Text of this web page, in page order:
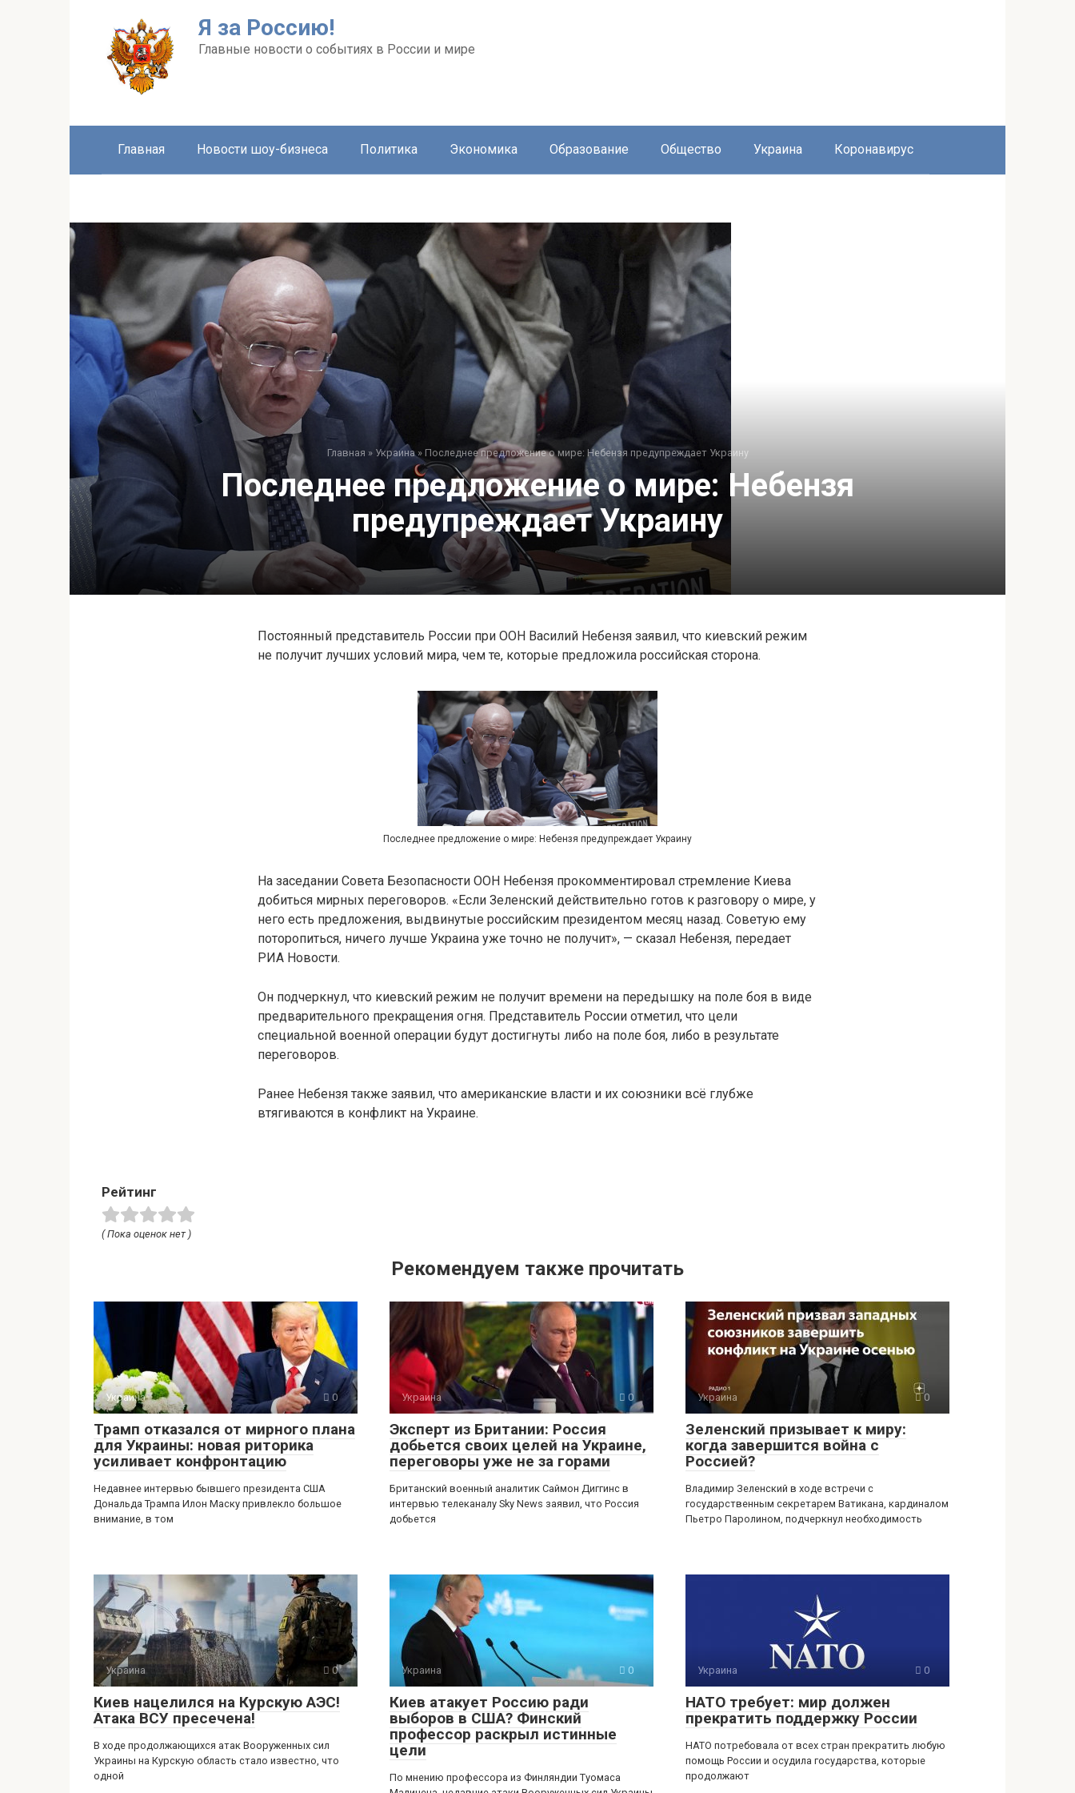
Я за Россию!
Главные новости о событиях в России и мире
Главная Новости шоу-бизнеса Политика Экономика Образование Общество Украина Коронавирус
Главная » Украина » Последнее предложение о мире: Небензя предупреждает Украину
Последнее предложение о мире: Небензя
предупреждает Украину
Постоянный представитель России при ООН Василий Небензя заявил, что киевский режим
не получит лучших условий мира, чем те, которые предложила российская сторона.
Последнее предложение о мире: Небензя предупреждает Украину
На заседании Совета Безопасности ООН Небензя прокомментировал стремление Киева
добиться мирных переговоров. «Если Зеленский действительно готов к разговору о мире, у
него есть предложения, выдвинутые российским президентом месяц назад. Советую ему
поторопиться, ничего лучше Украина уже точно не получит», — сказал Небензя, передает
РИА Новости.
Он подчеркнул, что киевский режим не получит времени на передышку на поле боя в виде
предварительного прекращения огня. Представитель России отметил, что цели
специальной военной операции будут достигнуты либо на поле боя, либо в результате
переговоров.
Ранее Небензя также заявил, что американские власти и их союзники всё глубже
втягиваются в конфликт на Украине.
Рейтинг
( Пока оценок нет )
Рекомендуем также прочитать
Украина 0
Трамп отказался от мирного плана
для Украины: новая риторика
усиливает конфронтацию
Недавнее интервью бывшего президента США
Дональда Трампа Илон Маску привлекло большое
внимание, в том
Украина 0
Эксперт из Британии: Россия
добьется своих целей на Украине,
переговоры уже не за горами
Британский военный аналитик Саймон Диггинс в
интервью телеканалу Sky News заявил, что Россия
добьется
Украина 0
Зеленский призывает к миру:
когда завершится война с
Россией?
Владимир Зеленский в ходе встречи с
государственным секретарем Ватикана, кардиналом
Пьетро Паролином, подчеркнул необходимость
Украина 0
Киев нацелился на Курскую АЭС!
Атака ВСУ пресечена!
В ходе продолжающихся атак Вооруженных сил
Украины на Курскую область стало известно, что
одной
Украина 0
Киев атакует Россию ради
выборов в США? Финский
профессор раскрыл истинные
цели
По мнению профессора из Финляндии Туомаса
Украина 0
НАТО требует: мир должен
прекратить поддержку России
НАТО потребовала от всех стран прекратить любую
помощь России и осудила государства, которые
продолжают